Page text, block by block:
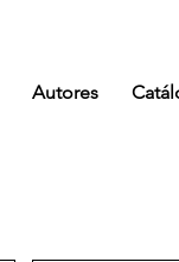
Autores